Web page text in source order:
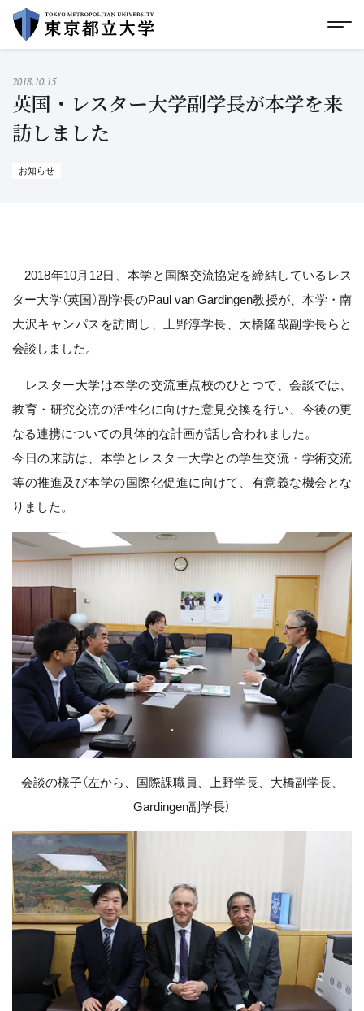
イ
ン
グローバルメニューにスキップ メ
2018.10.15
英国・レスター大学副学長が本学を来
訪しました
お知らせ
2018年10月12日、本学と国際交流協定を締結しているレス
ター大学（英国）副学長のPaul van Gardingen教授が、本学・南
大沢キャンパスを訪問し、上野淳学長、大橋隆哉副学長らと
会談しました。
レスター大学は本学の交流重点校のひとつで、会談では、
教育・研究交流の活性化に向けた意見交換を行い、今後の更
なる連携についての具体的な計画が話し合われました。
今日の来訪は、本学とレスター大学との学生交流・学術交流
等の推進及び本学の国際化促進に向けて、有意義な機会とな
りました。
会談の様子（左から、国際課職員、上野学長、大橋副学長、
Gardingen副学長）